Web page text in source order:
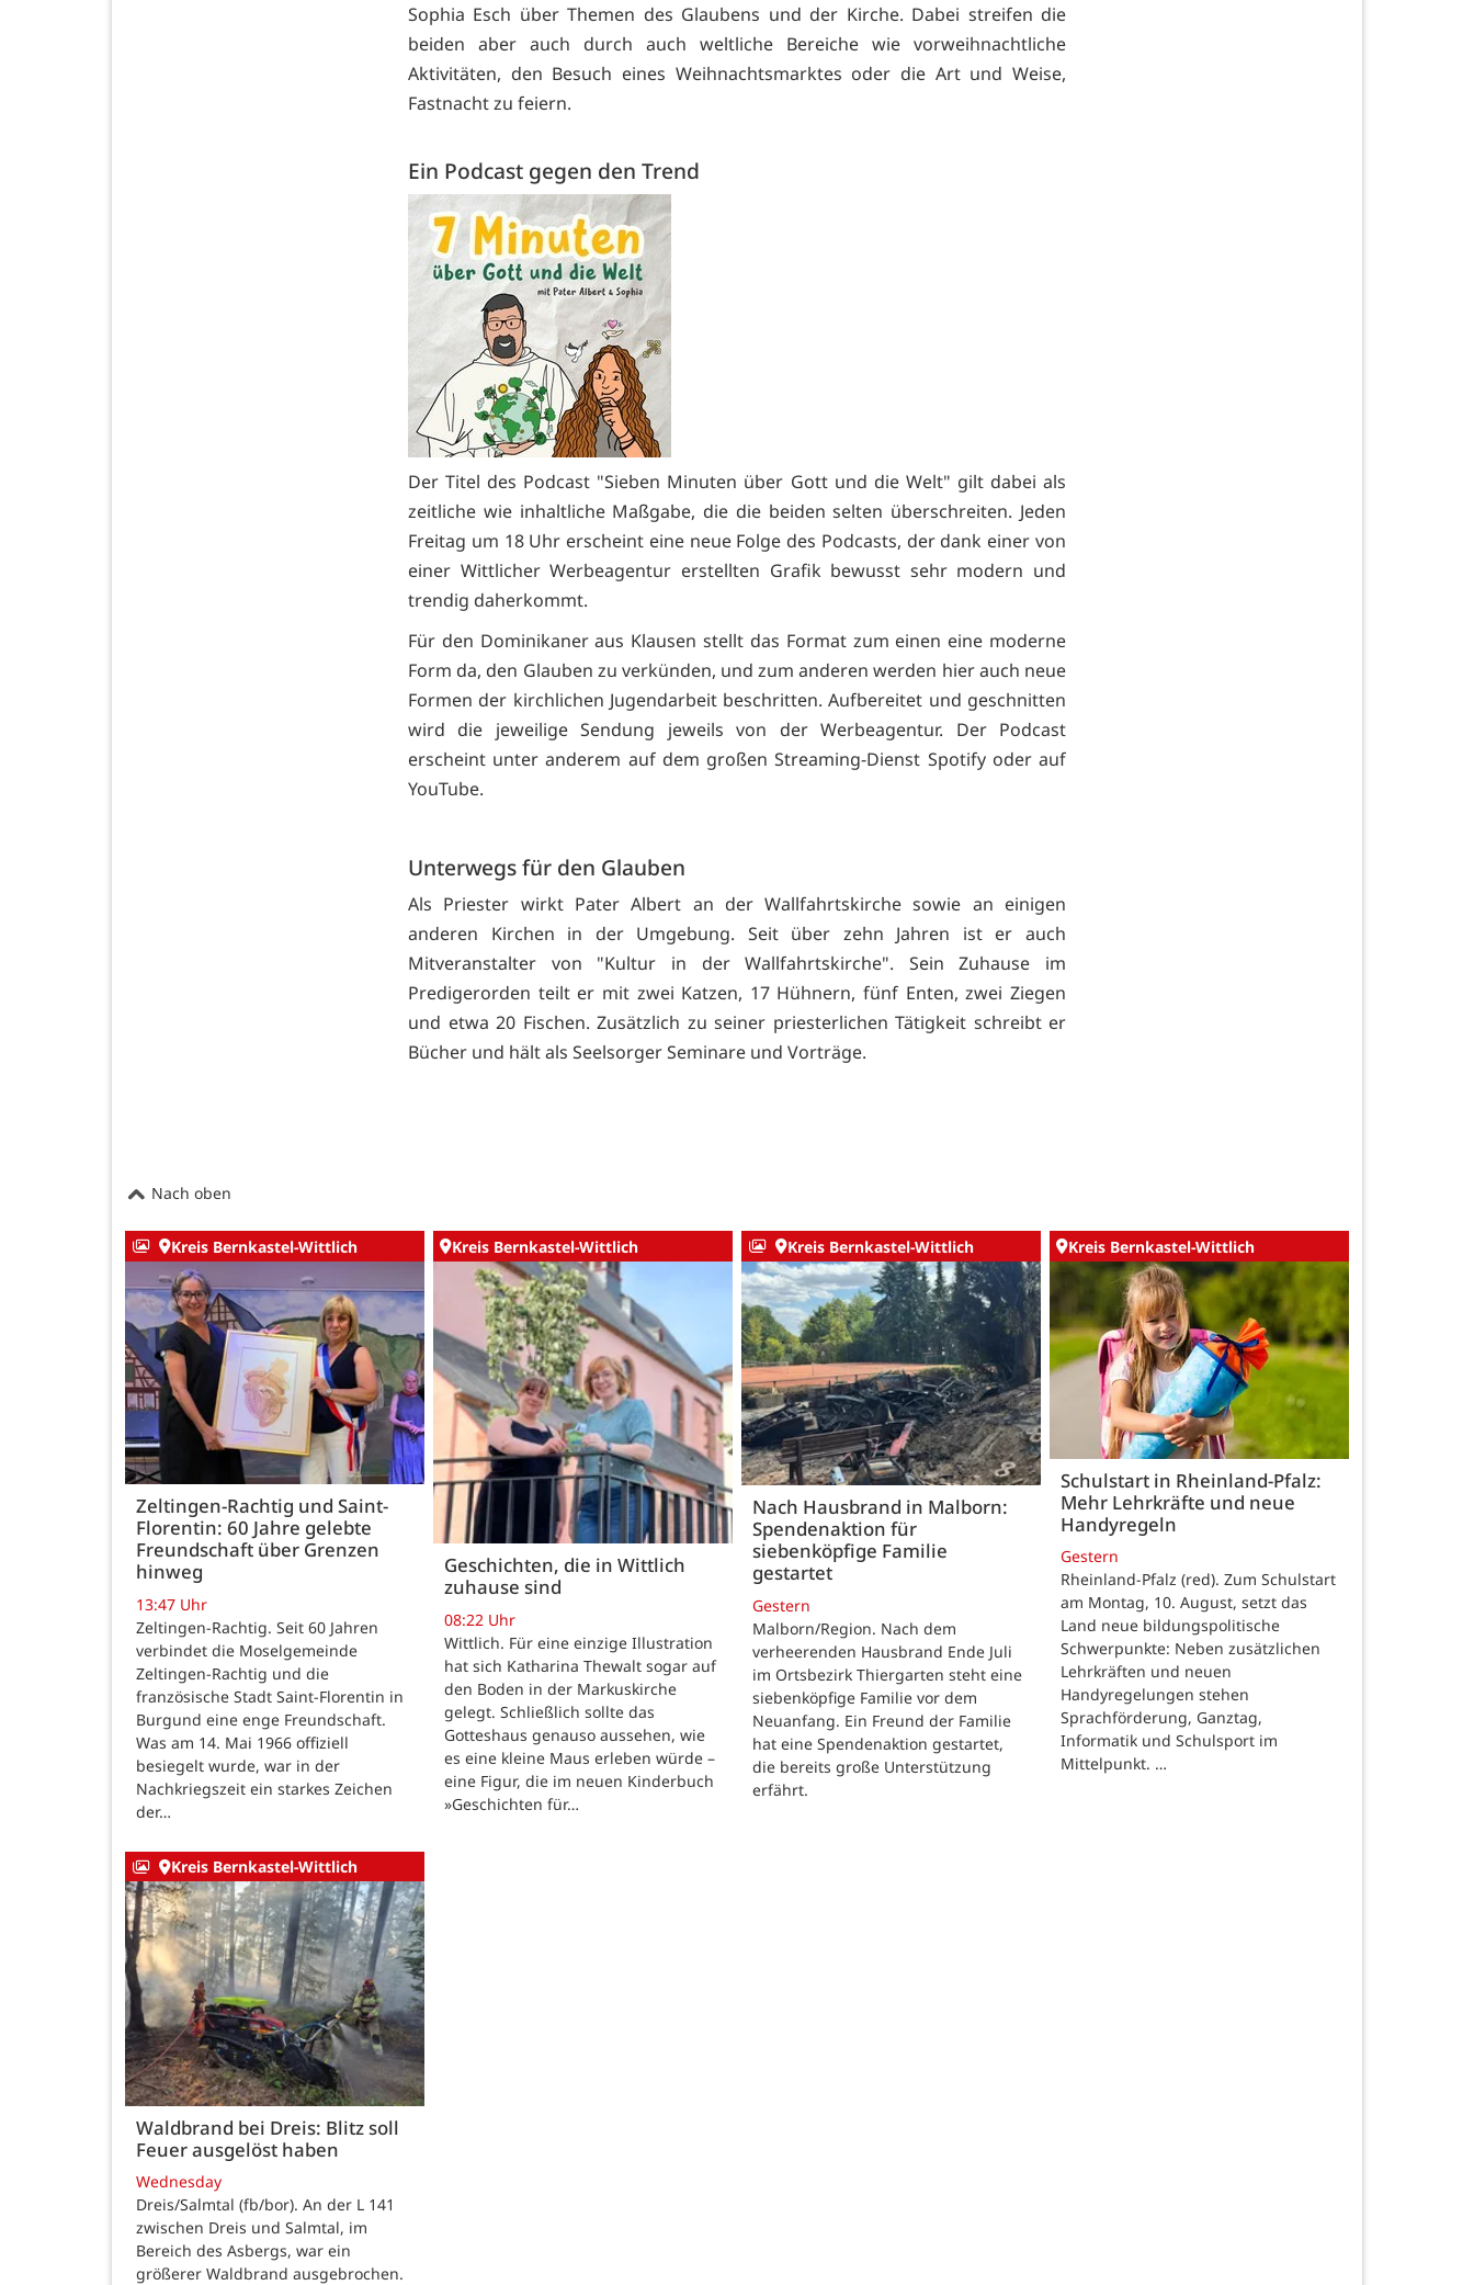
Sophia Esch über Themen des Glaubens und der Kirche. Dabei streifen die
beiden aber auch durch auch weltliche Bereiche wie vorweihnachtliche
Aktivitäten, den Besuch eines Weihnachtsmarktes oder die Art und Weise,
Fastnacht zu feiern.
Ein Podcast gegen den Trend
Der Titel des Podcast "Sieben Minuten über Gott und die Welt" gilt dabei als
zeitliche wie inhaltliche Maßgabe, die die beiden selten überschreiten. Jeden
Freitag um 18 Uhr erscheint eine neue Folge des Podcasts, der dank einer von
einer Wittlicher Werbeagentur erstellten Grafik bewusst sehr modern und
trendig daherkommt.
Für den Dominikaner aus Klausen stellt das Format zum einen eine moderne
Form da, den Glauben zu verkünden, und zum anderen werden hier auch neue
Formen der kirchlichen Jugendarbeit beschritten. Aufbereitet und geschnitten
wird die jeweilige Sendung jeweils von der Werbeagentur. Der Podcast
erscheint unter anderem auf dem großen Streaming-Dienst Spotify oder auf
YouTube.
Unterwegs für den Glauben
Als Priester wirkt Pater Albert an der Wallfahrtskirche sowie an einigen
anderen Kirchen in der Umgebung. Seit über zehn Jahren ist er auch
Mitveranstalter von "Kultur in der Wallfahrtskirche". Sein Zuhause im
Predigerorden teilt er mit zwei Katzen, 17 Hühnern, fünf Enten, zwei Ziegen
und etwa 20 Fischen. Zusätzlich zu seiner priesterlichen Tätigkeit schreibt er
Bücher und hält als Seelsorger Seminare und Vorträge.
Nach oben
Kreis Bernkastel-Wittlich
Zeltingen-Rachtig und Saint-
Florentin: 60 Jahre gelebte
Freundschaft über Grenzen
hinweg
13:47 Uhr
Zeltingen-Rachtig. Seit 60 Jahren
verbindet die Moselgemeinde
Zeltingen-Rachtig und die
französische Stadt Saint-Florentin in
Burgund eine enge Freundschaft.
Was am 14. Mai 1966 offiziell
besiegelt wurde, war in der
Nachkriegszeit ein starkes Zeichen
der…
Kreis Bernkastel-Wittlich
Geschichten, die in Wittlich
zuhause sind
08:22 Uhr
Wittlich. Für eine einzige Illustration
hat sich Katharina Thewalt sogar auf
den Boden in der Markuskirche
gelegt. Schließlich sollte das
Gotteshaus genauso aussehen, wie
es eine kleine Maus erleben würde –
eine Figur, die im neuen Kinderbuch
»Geschichten für…
Kreis Bernkastel-Wittlich
Nach Hausbrand in Malborn:
Spendenaktion für
siebenköpfige Familie
gestartet
Gestern
Malborn/Region. Nach dem
verheerenden Hausbrand Ende Juli
im Ortsbezirk Thiergarten steht eine
siebenköpfige Familie vor dem
Neuanfang. Ein Freund der Familie
hat eine Spendenaktion gestartet,
die bereits große Unterstützung
erfährt.
Kreis Bernkastel-Wittlich
Schulstart in Rheinland-Pfalz:
Mehr Lehrkräfte und neue
Handyregeln
Gestern
Rheinland-Pfalz (red). Zum Schulstart
am Montag, 10. August, setzt das
Land neue bildungspolitische
Schwerpunkte: Neben zusätzlichen
Lehrkräften und neuen
Handyregelungen stehen
Sprachförderung, Ganztag,
Informatik und Schulsport im
Mittelpunkt. …
Kreis Bernkastel-Wittlich
Waldbrand bei Dreis: Blitz soll
Feuer ausgelöst haben
Wednesday
Dreis/Salmtal (fb/bor). An der L 141
zwischen Dreis und Salmtal, im
Bereich des Asbergs, war ein
größerer Waldbrand ausgebrochen.